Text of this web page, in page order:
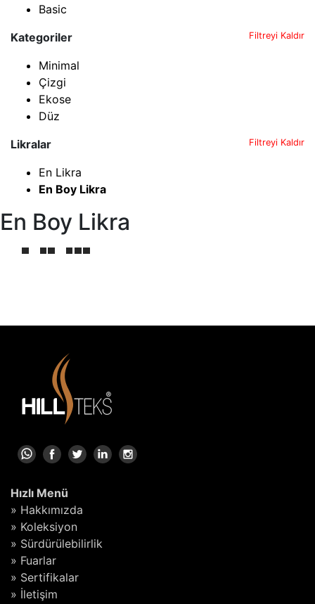
Basic
Kategoriler
Filtreyi Kaldır
Minimal
Çizgi
Ekose
Düz
Likralar
Filtreyi Kaldır
En Likra
En Boy Likra
En Boy Likra
Hızlı Menü
» Hakkımızda
» Koleksiyon
» Sürdürülebilirlik
» Fuarlar
» Sertifikalar
» İletişim